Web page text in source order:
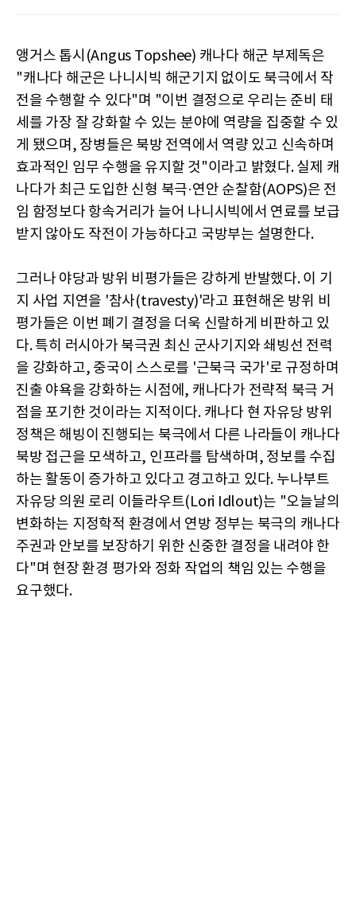
앵거스 톱시(Angus Topshee) 캐나다 해군 부제독은
"캐나다 해군은 나니시빅 해군기지 없이도 북극에서 작
전을 수행할 수 있다"며 "이번 결정으로 우리는 준비 태
세를 가장 잘 강화할 수 있는 분야에 역량을 집중할 수 있
게 됐으며, 장병들은 북방 전역에서 역량 있고 신속하며
효과적인 임무 수행을 유지할 것"이라고 밝혔다. 실제 캐
나다가 최근 도입한 신형 북극·연안 순찰함(AOPS)은 전
임 함정보다 항속거리가 늘어 나니시빅에서 연료를 보급
받지 않아도 작전이 가능하다고 국방부는 설명한다.
그러나 야당과 방위 비평가들은 강하게 반발했다. 이 기
지 사업 지연을 '참사(travesty)'라고 표현해온 방위 비
평가들은 이번 폐기 결정을 더욱 신랄하게 비판하고 있
다. 특히 러시아가 북극권 최신 군사기지와 쇄빙선 전력
을 강화하고, 중국이 스스로를 '근북극 국가'로 규정하며
진출 야욕을 강화하는 시점에, 캐나다가 전략적 북극 거
점을 포기한 것이라는 지적이다. 캐나다 현 자유당 방위
정책은 해빙이 진행되는 북극에서 다른 나라들이 캐나다
북방 접근을 모색하고, 인프라를 탐색하며, 정보를 수집
하는 활동이 증가하고 있다고 경고하고 있다. 누나부트
자유당 의원 로리 이들라우트(Lori Idlout)는 "오늘날의
변화하는 지정학적 환경에서 연방 정부는 북극의 캐나다
주권과 안보를 보장하기 위한 신중한 결정을 내려야 한
다"며 현장 환경 평가와 정화 작업의 책임 있는 수행을
요구했다.